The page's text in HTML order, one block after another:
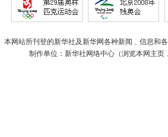
本网站所刊登的新华社及新华网各种新闻﹑信息和
制作单位：新华社网络中心（浏览本网主